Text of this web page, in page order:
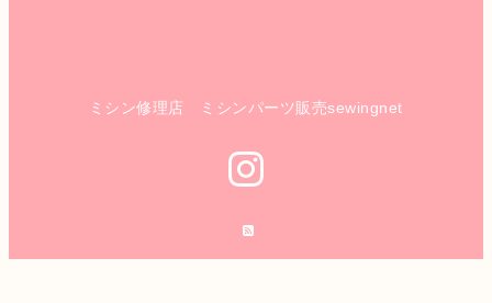
ミシン修理店 ミシンパーツ販売sewingnet